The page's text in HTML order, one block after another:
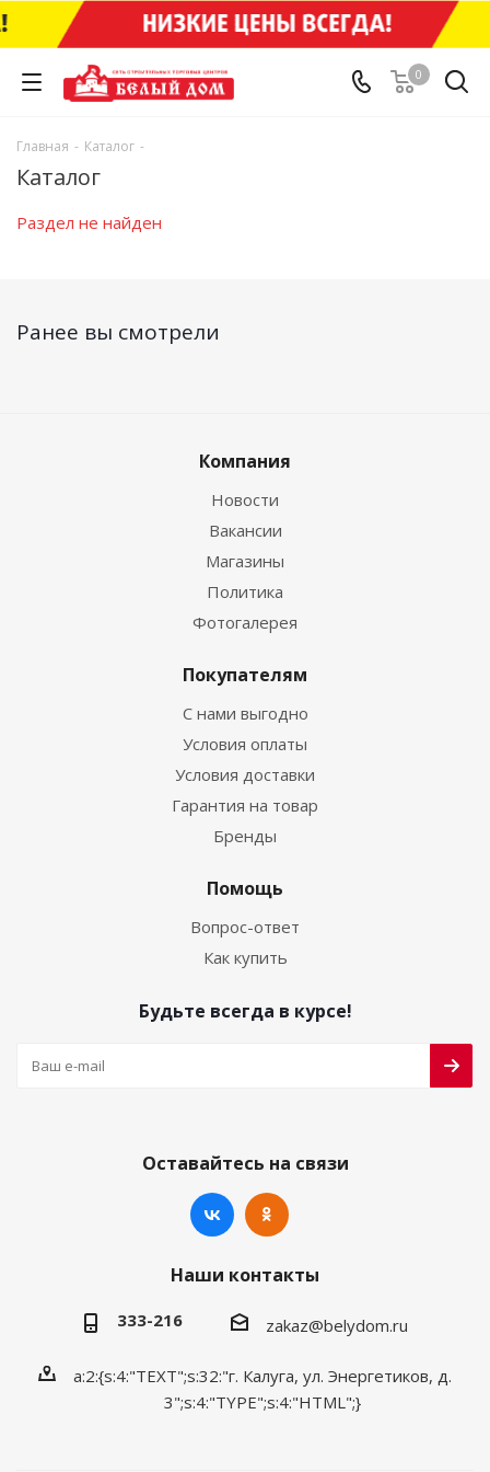
0
Главная - Каталог -
Каталог
Раздел не найден
Ранее вы смотрели
Компания
Новости
Вакансии
Магазины
Политика
Фотогалерея
Покупателям
С нами выгодно
Условия оплаты
Условия доставки
Гарантия на товар
Бренды
Помощь
Вопрос-ответ
Как купить
Будьте всегда в курсе!
Оставайтесь на связи
Наши контакты
333-216 zakaz@belydom.ru
a:2:{s:4:"TEXT";s:32:"г. Калуга, ул. Энергетиков, д.
3";s:4:"TYPE";s:4:"HTML";}